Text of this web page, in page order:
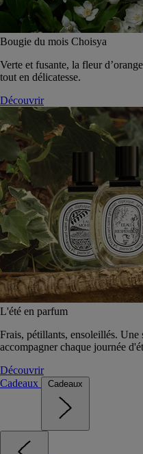
Bougie du mois Choisya
Verte et fusante, la fleur
tout en délicatesse.
Découvrir
L'été en parfum
Frais, pétillants, ensoleillés.
accompagner chaque journée
Découvrir
Cadeaux
Cadeaux